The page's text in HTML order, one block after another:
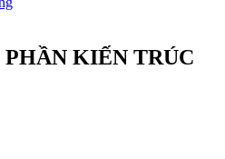
PHẦN KIẾN TRÚC